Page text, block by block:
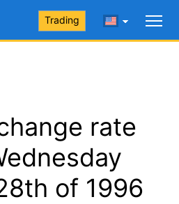
Trading
rate
of 1996